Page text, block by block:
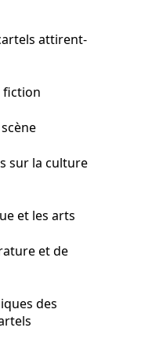
attirent-
fiction
sur la culture
et les arts
et de
des